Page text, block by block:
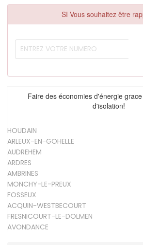
SI Vous souhaitez être
Faire des économies d'énergie
d'isolation!
HOUDAIN
ARLEUX-EN-GOHELLE
AUDREHEM
ARDRES
AMBRINES
MONCHY-LE-PREUX
FOSSEUX
ACQUIN-WESTBECOURT
FRESNICOURT-LE-DOLMEN
AVONDANCE